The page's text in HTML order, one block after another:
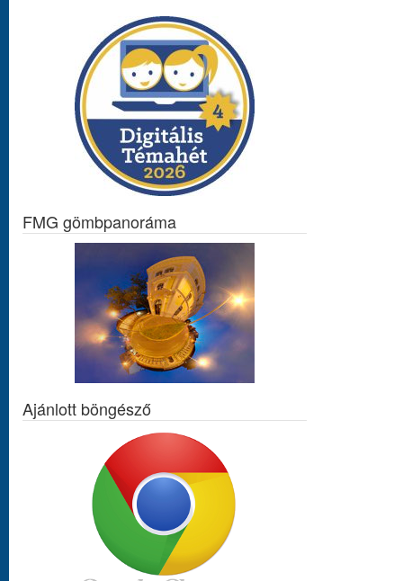
FMG gömbpanoráma
Ajánlott böngésző